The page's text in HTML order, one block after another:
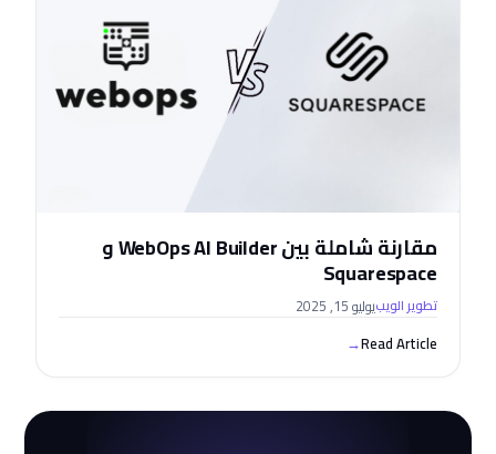
مقارنة شاملة بين WebOps AI Builder و
Squarespace
تطوير الويبيوليو 15, 2025
Read Article
→